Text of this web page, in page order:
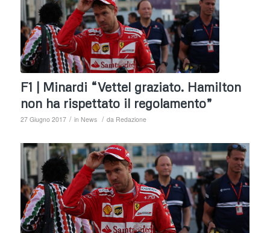
F1 | Minardi “Vettel graziato. Hamilton
non ha rispettato il regolamento”
27 Giugno 2017 / in News / da Redazione